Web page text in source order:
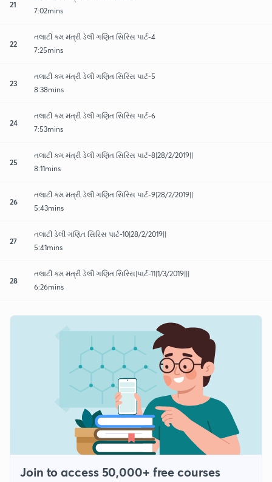
21
7:02mins
22
તલાટી કમ મંત્રી ડેલી ગણિત સિરિસ પાર્ટ-4
7:25mins
23
તલાટી કમ મંત્રી ડેલી ગણિત સિરિસ પાર્ટ-5
8:38mins
24
તલાટી કમ મંત્રી ડેલી ગણિત સિરિસ પાર્ટ-6
7:53mins
25
તલાટી કમ મંત્રી ડેલી ગણિત સિરિસ પાર્ટ-8|28/2/2019||
8:11mins
26
તલાટી કમ મંત્રી ડેલી ગણિત સિરિસ પાર્ટ-9|28/2/2019||
5:43mins
27
તલાટી ડેલી ગણિત સિરિસ પાર્ટ-10|28/2/2019||
5:41mins
28
તલાટી કમ મંત્રી ડેલી ગણિત સિરિસ|પાર્ટ-11|1/3/2019|||
6:26mins
Join to access 50,000+ free courses